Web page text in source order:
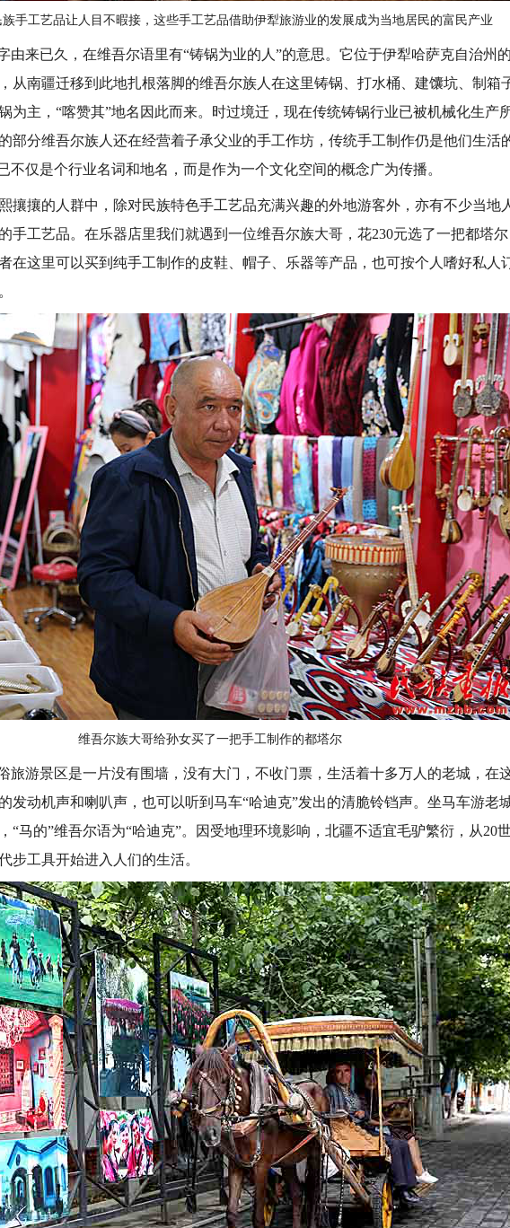
手工艺品让人目不暇接，这些手工艺品借助伊犁旅游业的发展成为当地居民的富民产业
来已久，在维吾尔语里有“铸锅为业的人”的意思。它位于伊犁哈萨克自治州
从南疆迁移到此地扎根落脚的维吾尔族人在这里铸锅、打水桶、建馕坑、制箱
为主，“喀赞其”地名因此而来。时过境迁，现在传统铸锅行业已被机械化生产
部分维吾尔族人还在经营着子承父业的手工作坊，传统手工制作仍是他们生活
不仅是个行业名词和地名，而是作为一个文化空间的概念广为传播。
攘的人群中，除对民族特色手工艺品充满兴趣的外地游客外，亦有不少当地
手工艺品。在乐器店里我们就遇到一位维吾尔族大哥，花230元选了一把都塔
在这里可以买到纯手工制作的皮鞋、帽子、乐器等产品，也可按个人嗜好私人
维吾尔族大哥给孙女买了一把手工制作的都塔尔
游景区是一片没有围墙，没有大门，不收门票，生活着十多万人的老城，在
发动机声和喇叭声，也可以听到马车“哈迪克”发出的清脆铃铛声。坐马车游老
“马的”维吾尔语为“哈迪克”。因受地理环境影响，北疆不适宜毛驴繁衍，从20
步工具开始进入人们的生活。